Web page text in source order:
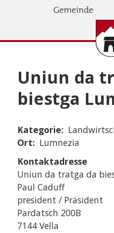
Gemeinde
Uniun da
biestga
Kategorie
Ort
Lumnezia
Kontaktadresse
Uniun da tratga da
Paul Caduff
president / Präsident
Pardatsch 200B
7144 Vella